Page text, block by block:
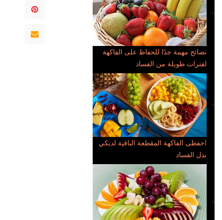
نصائح مهمة جدًا للحفاظ على الفاكهة
لفترات طويلة من الفساد
احفظى الفاكهة المقطعة الباقية لديكي
بدل الفساد